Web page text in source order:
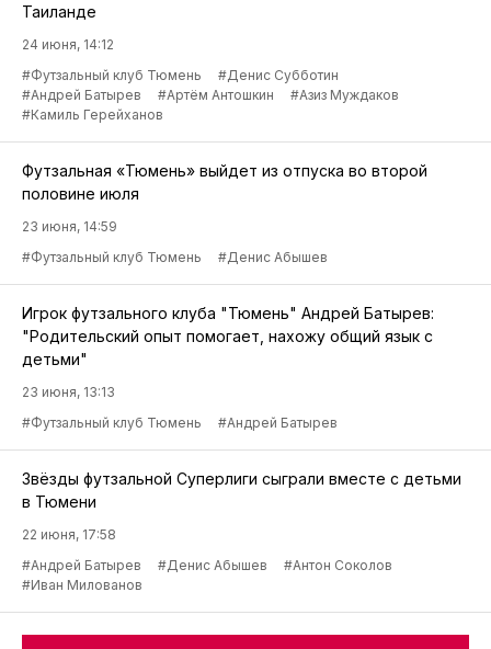
Таиланде
24 июня, 14:12
#Футзальный клуб Тюмень
#Денис Субботин
#Андрей Батырев
#Артём Антошкин
#Азиз Муждаков
#Камиль Герейханов
Футзальная «Тюмень» выйдет из отпуска во второй
половине июля
23 июня, 14:59
#Футзальный клуб Тюмень
#Денис Абышев
Игрок футзального клуба "Тюмень" Андрей Батырев:
"Родительский опыт помогает, нахожу общий язык с
детьми"
23 июня, 13:13
#Футзальный клуб Тюмень
#Андрей Батырев
Звёзды футзальной Суперлиги сыграли вместе с детьми
в Тюмени
22 июня, 17:58
#Андрей Батырев
#Денис Абышев
#Антон Соколов
#Иван Милованов